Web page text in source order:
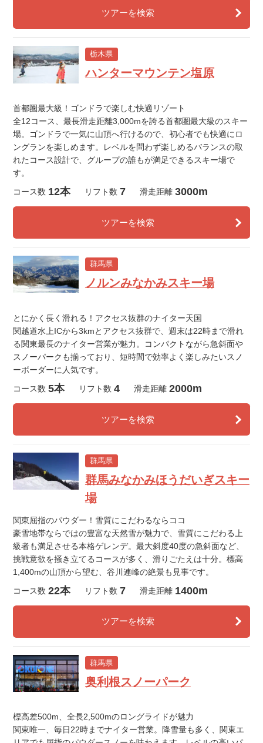
ツアーを検索
栃木県
ハンターマウンテン塩原
首都圏最大級！ゴンドラで楽しむ快適リゾート
全12コース、最長滑走距離3,000mを誇る首都圏最大級のスキー
場。ゴンドラで一気に山頂へ行けるので、初心者でも快適にロ
ングランを楽しめます。レベルを問わず楽しめるバランスの取
れたコース設計で、グループの誰もが満足できるスキー場で
す。
コース数 12本 リフト数 7 滑走距離 3000m
ツアーを検索
群馬県
ノルンみなかみスキー場
とにかく長く滑れる！アクセス抜群のナイター天国
関越道水上ICから3kmとアクセス抜群で、週末は22時まで滑れ
る関東最長のナイター営業が魅力。コンパクトながら急斜面や
スノーパークも揃っており、短時間で効率よく楽しみたいスノ
ーボーダーに人気です。
コース数 5本 リフト数 4 滑走距離 2000m
ツアーを検索
群馬県
群馬みなかみほうだいぎスキー
場
関東屈指のパウダー！雪質にこだわるならココ
豪雪地帯ならではの豊富な天然雪が魅力で、雪質にこだわる上
級者も満足させる本格ゲレンデ。最大斜度40度の急斜面など、
挑戦意欲を掻き立てるコースが多く、滑りごたえは十分。標高
1,400mの山頂から望む、谷川連峰の絶景も見事です。
コース数 22本 リフト数 7 滑走距離 1400m
ツアーを検索
群馬県
奥利根スノーパーク
標高差500m、全長2,500mのロングライドが魅力
関東唯一、毎日22時までナイター営業。降雪量も多く、関東エ